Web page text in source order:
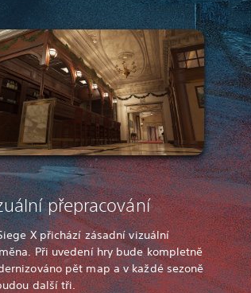
přepracování
X přichází zásadní vizuální
Při uvedení hry bude kompletně
pět map a v každé sezoně
další tři.